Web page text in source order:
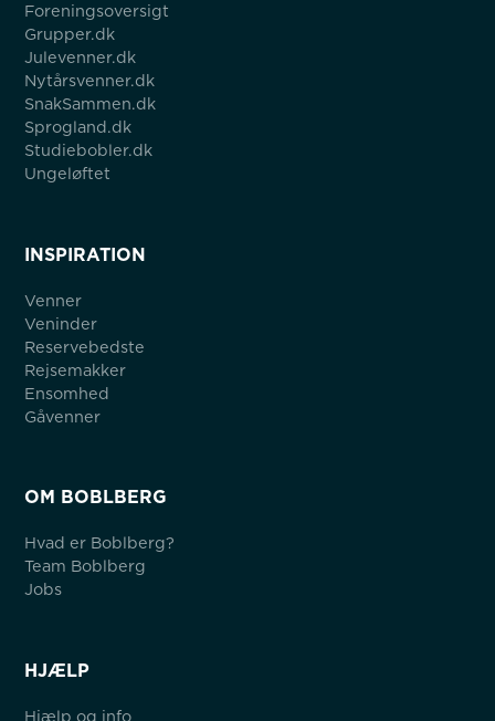
Foreningsoversigt
Grupper.dk
Julevenner.dk
Nytårsvenner.dk
SnakSammen.dk
Sprogland.dk
Studiebobler.dk
Ungeløftet
INSPIRATION
Venner
Veninder
Reservebedste
Rejsemakker
Ensomhed
Gåvenner
OM BOBLBERG
Hvad er Boblberg?
Team Boblberg
Jobs
HJÆLP
Hjælp og info